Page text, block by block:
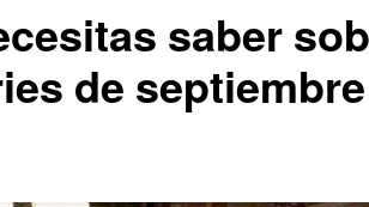
saber
de septiembre